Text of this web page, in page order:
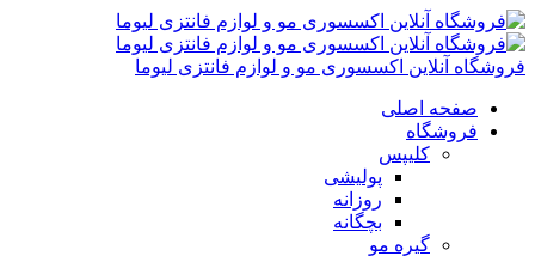
فروشگاه آنلاین اکسسوری مو و لوازم فانتزی لیوما
صفحه اصلی
فروشگاه
کلیپس
پولیشی
روزانه
بچگانه
گیره مو